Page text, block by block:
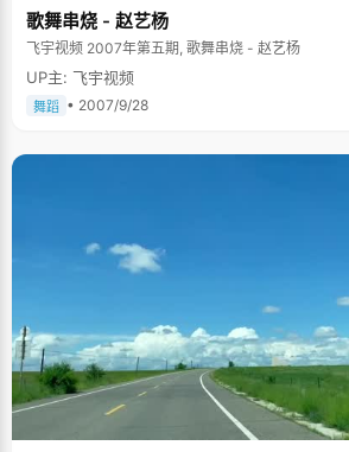
歌舞串烧 - 赵艺杨
飞宇视频 2007年第五期, 歌舞串烧 - 赵艺杨
UP主: 飞宇视频
舞蹈 • 2007/9/28